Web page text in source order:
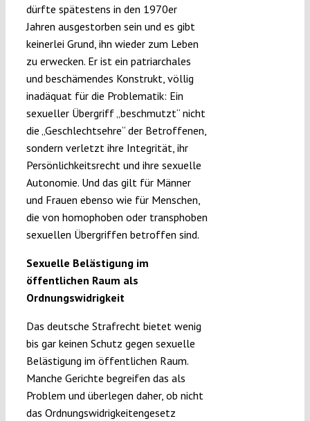
dürfte spätestens in den 1970er
Jahren ausgestorben sein und es gibt
keinerlei Grund, ihn wieder zum Leben
zu erwecken. Er ist ein patriarchales
und beschämendes Konstrukt, völlig
inadäquat für die Problematik: Ein
sexueller Übergriff „beschmutzt“ nicht
die „Geschlechtsehre“ der Betroffenen,
sondern verletzt ihre Integrität, ihr
Persönlichkeitsrecht und ihre sexuelle
Autonomie. Und das gilt für Männer
und Frauen ebenso wie für Menschen,
die von homophoben oder transphoben
sexuellen Übergriffen betroffen sind.
Sexuelle Belästigung im
öffentlichen Raum als
Ordnungswidrigkeit
Das deutsche Strafrecht bietet wenig
bis gar keinen Schutz gegen sexuelle
Belästigung im öffentlichen Raum.
Manche Gerichte begreifen das als
Problem und überlegen daher, ob nicht
das Ordnungswidrigkeitengesetz